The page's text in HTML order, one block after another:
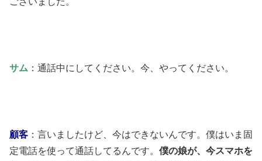
サム ：通話中にしてください。今、やってください。
顧客 ：言いましたけど、今はできないんです。僕はいま固
定電話を使って通話してるんです。 僕の娘が、今スマホを